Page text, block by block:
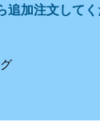
加注文してく